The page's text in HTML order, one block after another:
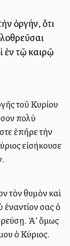
ὀργήν, ὅτι
ἐν τῷ καιρῷ
τοῦ Κυρίου
πολὺ
ἐπῆρε τὴν
εἰσήκουσε
τὸν θυμὸν καὶ
σας ὁ
Ἀλλ’ ὅμως
ὁ Κύριος.